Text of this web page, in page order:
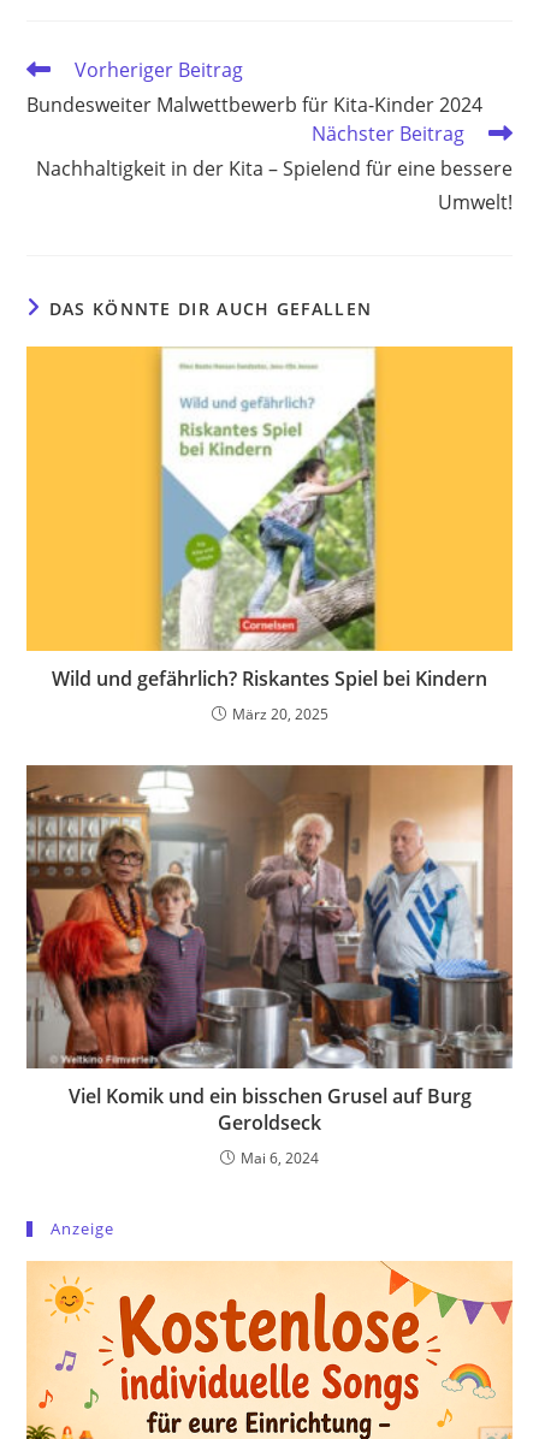
Weitere
Artikel
ansehen
Vorheriger Beitrag
Bundesweiter Malwettbewerb für Kita-Kinder 2024
Nächster Beitrag
Nachhaltigkeit in der Kita – Spielend für eine bessere
Umwelt!
DAS KÖNNTE DIR AUCH GEFALLEN
Wild und gefährlich? Riskantes Spiel bei Kindern
März 20, 2025
Viel Komik und ein bisschen Grusel auf Burg
Geroldseck
Mai 6, 2024
Anzeige